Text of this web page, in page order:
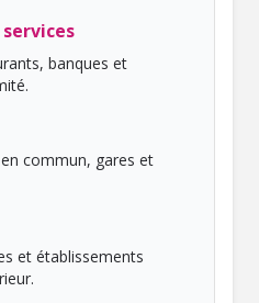
banques et
commun, gares et
et établissements